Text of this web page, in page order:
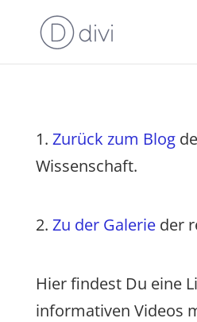
1. Zurück zum Blog
Wissenschaft.
2. Zu der Galerieder
Hier findest Du eine
informativen Videos